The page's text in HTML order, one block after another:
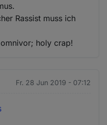
Rassist muss ich
holy crap!
Fr. 28 Jun 2019 - 07:12